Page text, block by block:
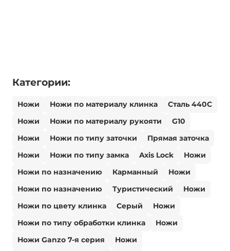
Категории:
Ножи Ножи по материалу клинка
Сталь 440С
Ножи
Ножи по материалу рукояти
G10
Ножи
Ножи по типу заточки
Прямая заточка
Ножи
Ножи по типу замка Axis Lock
Ножи
Ножи по назначению
Карманный
Ножи
Ножи по назначению
Туристический
Ножи
Ножи по цвету клинка
Серый
Ножи
Ножи по типу обработки клинка
Ножи
Ножи Ganzo 7-я серия
Ножи